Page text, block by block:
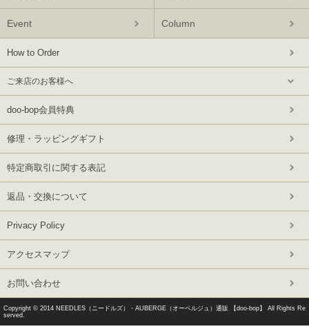
Event Column
How to Order
ご来店のお客様へ
doo-bop会員特典
修理・ラッピングギフト
特定商取引に関する表記
返品・交換について
Privacy Policy
アクセスマップ
お問い合わせ
Copyright © 2014 NEEDLES（ニードルズ）・AUBERGE（オーベルジュ）通販 【doo-bop】
All Rights Re
served.